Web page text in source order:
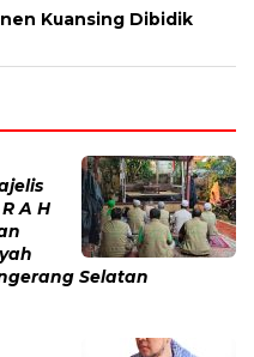
Kuansing Dibidik
A H
Selatan